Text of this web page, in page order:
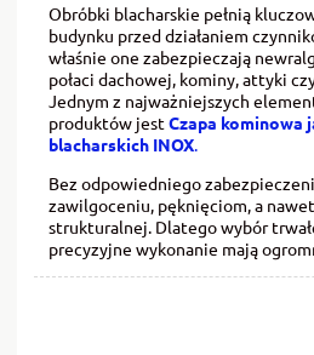
Obróbki blacharskie pełnią
budynku przed działaniem
właśnie one zabezpieczają
połaci dachowej, kominy, attyki
Jednym z najważniejszych
produktów jestCzapa kominowa
blacharskich INOX.
Bez odpowiedniego
zawilgoceniu, pęknięciom, a
strukturalnej. Dlatego wybór
precyzyjne wykonanie mają